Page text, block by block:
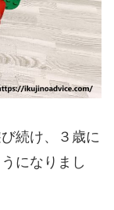
続け、３歳に
になりまし